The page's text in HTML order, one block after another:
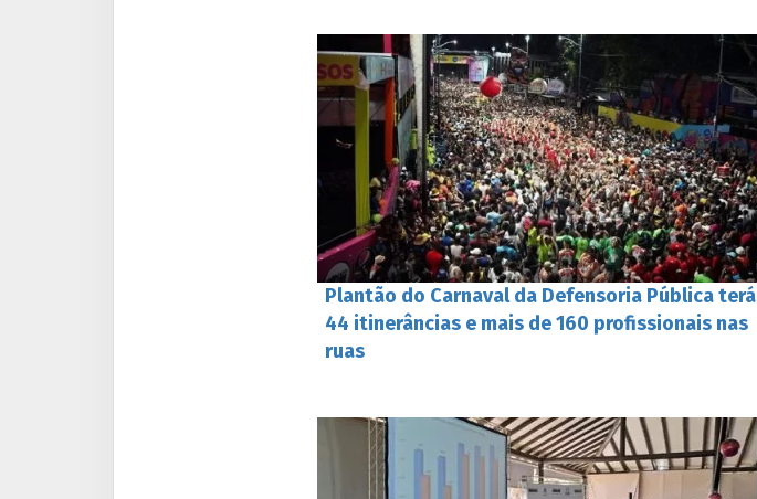
Plantão do Carnaval da Defensoria Pública terá
44 itinerâncias e mais de 160 profissionais nas
ruas